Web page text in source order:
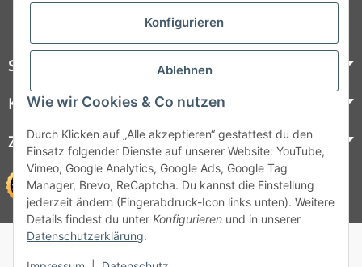
Konfigurieren
Ablehnen
Wie wir Cookies & Co nutzen
Durch Klicken auf „Alle akzeptieren“ gestattest du den
Einsatz folgender Dienste auf unserer Website: YouTube,
Vimeo, Google Analytics, Google Ads, Google Tag
Manager, Brevo, ReCaptcha. Du kannst die Einstellung
jederzeit ändern (Fingerabdruck-Icon links unten). Weitere
Details findest du unter Konfigurieren und in unserer
Datenschutzerklärung.
Steelboxx
Kundenservice
Zahlungsmöglichkeiten
© 1964 - 2026 Lüllmann GmbH
© 1964 - 2024 Lüllmann GmbH